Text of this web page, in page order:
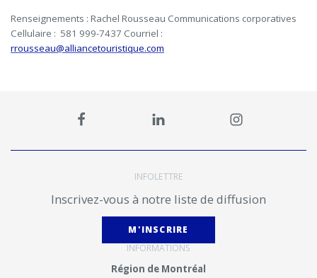
Renseignements : Rachel Rousseau Communications corporatives
Cellulaire : 581 999-7437 Courriel :
rrousseau@alliancetouristique.com
INFOLETTRE
Inscrivez-vous à notre liste de diffusion
M'INSCRIRE
INFORMATIONS
Région de Montréal